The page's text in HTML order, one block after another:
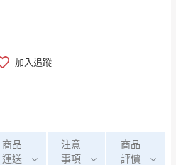
加入追蹤
商品
運送
注意
事項
商品
評價